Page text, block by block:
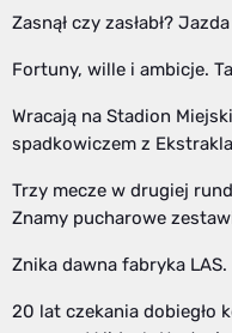
Zasnął czy zasłabł?
Fortuny, wille i ambicje.
Wracają na Stadion
spadkowiczem z
Trzy mecze w drugiej
Znamy pucharowe
Znika dawna fabryka
20 lat czekania dobiegło